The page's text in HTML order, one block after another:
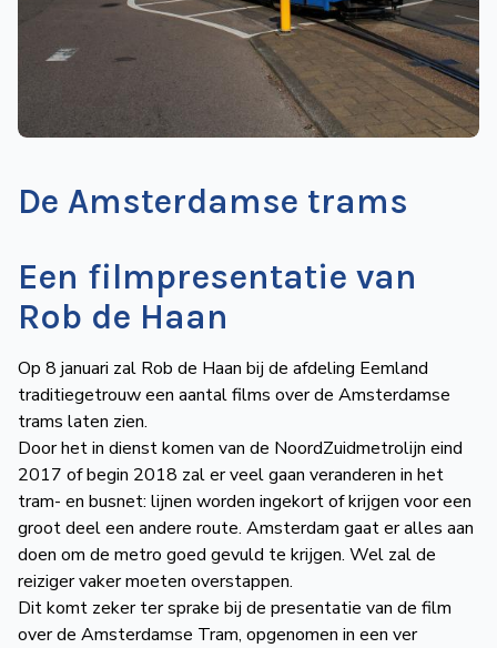
NVBS
Wegwijzer
NVBS
De Amsterdamse trams
Een filmpresentatie van
Rob de Haan
Op 8 januari zal Rob de Haan bij de afdeling Eemland
traditiegetrouw een aantal films over de Amsterdamse
trams laten zien.
Door het in dienst komen van de NoordZuidmetrolijn eind
2017 of begin 2018 zal er veel gaan veranderen in het
tram- en busnet: lijnen worden ingekort of krijgen voor een
groot deel een andere route. Amsterdam gaat er alles aan
doen om de metro goed gevuld te krijgen. Wel zal de
reiziger vaker moeten overstappen.
Dit komt zeker ter sprake bij de presentatie van de film
over de Amsterdamse Tram, opgenomen in een ver